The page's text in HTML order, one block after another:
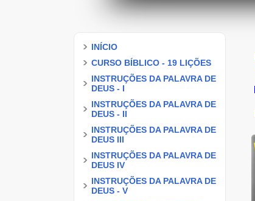
INÍCIO
CURSO BÍBLICO - 19 LIÇÕES
INSTRUÇÕES DA PALAVRA DE
DEUS - I
INSTRUÇÕES DA PALAVRA DE
DEUS - II
INSTRUÇÕES DA PALAVRA DE
DEUS III
INSTRUÇÕES DA PALAVRA DE
DEUS IV
INSTRUÇÕES DA PALAVRA DE
DEUS - V